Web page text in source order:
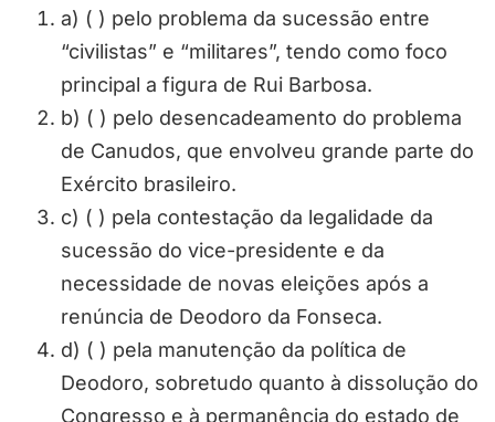
a) ( ) pelo problema da sucessão entre
“civilistas” e “militares”, tendo como foco
principal a figura de Rui Barbosa.
b) ( ) pelo desencadeamento do problema
de Canudos, que envolveu grande parte do
Exército brasileiro.
c) ( ) pela contestação da legalidade da
sucessão do vice-presidente e da
necessidade de novas eleições após a
renúncia de Deodoro da Fonseca.
d) ( ) pela manutenção da política de
Deodoro, sobretudo quanto à dissolução do
Congresso e à permanência do estado de